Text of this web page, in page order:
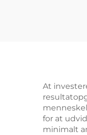
At
for at
minimalt